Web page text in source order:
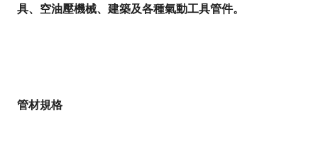
具、空油壓機械、建築及各種氣動工具管件。
管材規格